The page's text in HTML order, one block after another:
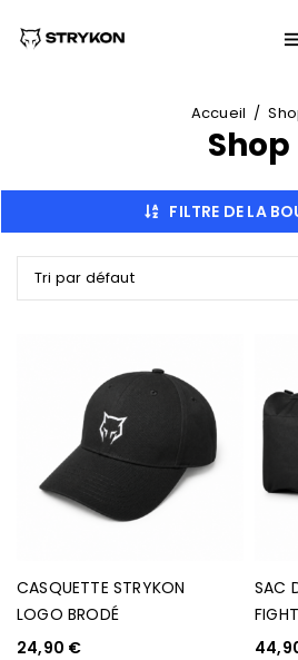
Accueil /
Shop
FILTRE DE LA
Tri par défaut
CASQUETTE STRYKON
LOGO BRODÉ
24,90 €
SAC